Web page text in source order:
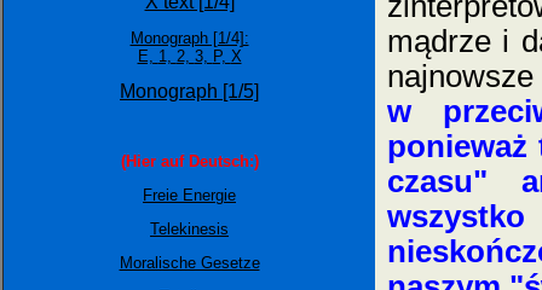
Monograph [1/4]:
E, 1, 2, 3, P, X
Monograph [1/5]
(Hier auf Deutsch:)
Freie Energie
Telekinesis
Moralische Gesetze
mądrze i
w
ponieważ
czasu"